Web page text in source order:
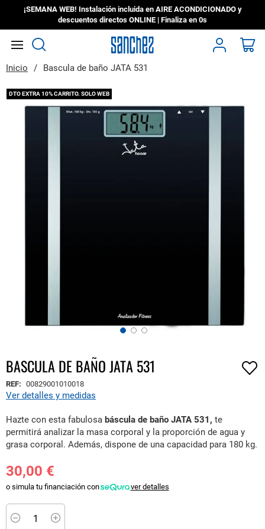
¡SEMANA WEB! Instalación incluida en AIRE ACONDICIONADO y
descuentos directos ONLINE | Finaliza en 0s
Inicio Bascula de baño JATA 531
DTO EXTRA 10% CARRITO. SOLO WEB
Saltar
Saltar
comienzo
de
la
galería
de
imágenes
BASCULA DE BAÑO JATA 531
Ver detalles y medidas
REF: 00829001010018
Hazte con esta fabulosa báscula de baño JATA 531, te
permitirá analizar la masa corporal y la proporción de agua y
grasa corporal. Además, dispone de una capacidad para 180 kg.
30,00 €
o simula tu financiación con ver detalles
Minus